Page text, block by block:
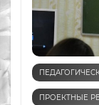
ПРОЕКТНЫЕ